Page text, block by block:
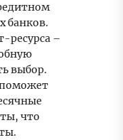
банков.
ресурса –
выбор.
что